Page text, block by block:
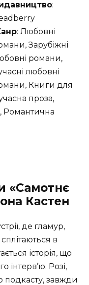
:
: Любовні
Зарубіжні
романи,
любовні
Книги для
проза,
Романтична
«Самотнє
Кастен
де гламур,
в
історія, що
інтерв’ю. Розі,
подкасту, завжди